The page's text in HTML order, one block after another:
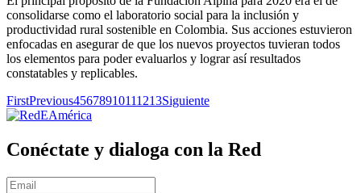
consolidarse como el laboratorio social para la inclusión y
productividad rural sostenible en Colombia. Sus acciones estuvieron
enfocadas en asegurar de que los nuevos proyectos tuvieran todos
los elementos para poder evaluarlos y lograr así resultados
constatables y replicables.
FirstPrevious45678910111213Siguiente
Conéctate y dialoga con la Red